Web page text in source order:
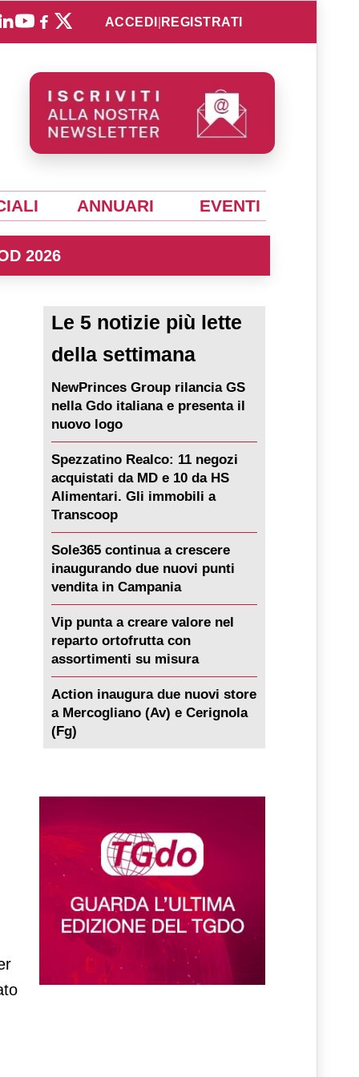
ACCEDI REGISTRATI
ANNUARI EVENTI
2026
Le 5 notizie più lette
della settimana
NewPrinces Group rilancia GS
nella Gdo italiana e presenta il
nuovo logo
Spezzatino Realco: 11 negozi
acquistati da MD e 10 da HS
Alimentari. Gli immobili a
Transcoop
Sole365 continua a crescere
inaugurando due nuovi punti
vendita in Campania
Vip punta a creare valore nel
reparto ortofrutta con
assortimenti su misura
Action inaugura due nuovi store
a Mercogliano (Av) e Cerignola
(Fg)